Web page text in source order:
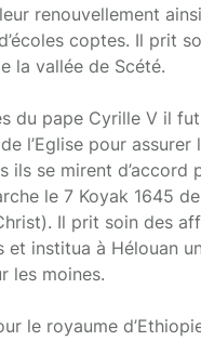
renouvellement
coptes. Il prit
la vallée de Scété.
du pape Cyrille V il
l’Eglise pour assurer
ils se mirent d’accord
le 7 Koyak 1645
Il prit soin des
et institua à Hélouan
les moines.
le royaume